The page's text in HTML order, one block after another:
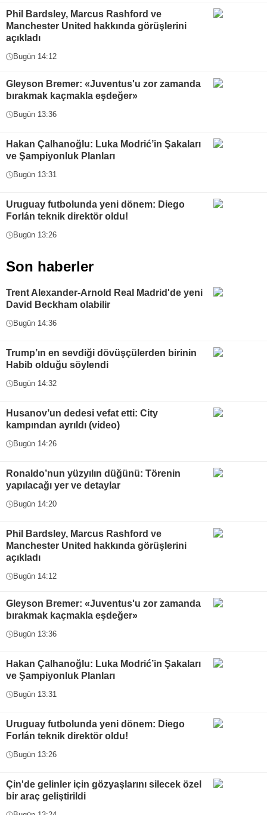
Phil Bardsley, Marcus Rashford ve
Manchester United hakkında görüşlerini
açıkladı
Bugün 14:12
Gleyson Bremer: «Juventus'u zor zamanda
bırakmak kaçmakla eşdeğer»
Bugün 13:36
Hakan Çalhanoğlu: Luka Modrić’in Şakaları
ve Şampiyonluk Planları
Bugün 13:31
Uruguay futbolunda yeni dönem: Diego
Forlán teknik direktör oldu!
Bugün 13:26
Son haberler
Trent Alexander-Arnold Real Madrid'de yeni
David Beckham olabilir
Bugün 14:36
Trump’ın en sevdiği dövüşçülerden birinin
Habib olduğu söylendi
Bugün 14:32
Husanov’un dedesi vefat etti: City
kampından ayrıldı (video)
Bugün 14:26
Ronaldo’nun yüzyılın düğünü: Törenin
yapılacağı yer ve detaylar
Bugün 14:20
Phil Bardsley, Marcus Rashford ve
Manchester United hakkında görüşlerini
açıkladı
Bugün 14:12
Gleyson Bremer: «Juventus'u zor zamanda
bırakmak kaçmakla eşdeğer»
Bugün 13:36
Hakan Çalhanoğlu: Luka Modrić’in Şakaları
ve Şampiyonluk Planları
Bugün 13:31
Uruguay futbolunda yeni dönem: Diego
Forlán teknik direktör oldu!
Bugün 13:26
Çin'de gelinler için gözyaşlarını silecek özel
bir araç geliştirildi